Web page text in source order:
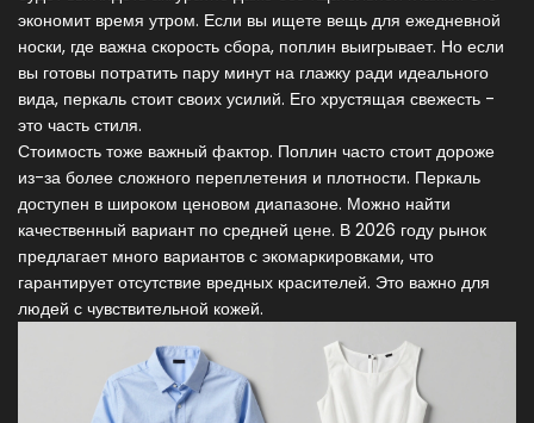
экономит время утром. Если вы ищете вещь для ежедневной
носки, где важна скорость сбора, поплин выигрывает. Но если
вы готовы потратить пару минут на глажку ради идеального
вида, перкаль стоит своих усилий. Его хрустящая свежесть -
это часть стиля.
Стоимость тоже важный фактор. Поплин часто стоит дороже
из-за более сложного переплетения и плотности. Перкаль
доступен в широком ценовом диапазоне. Можно найти
качественный вариант по средней цене. В 2026 году рынок
предлагает много вариантов с экомаркировками, что
гарантирует отсутствие вредных красителей. Это важно для
людей с чувствительной кожей.